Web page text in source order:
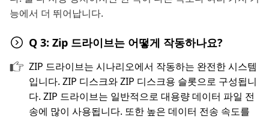
능에서 더 뛰어납니다.
Q 3: Zip 드라이브는 어떻게 작동하나요?
ZIP 드라이브는 시나리오에서 작동하는 완전한 시스템
입니다. ZIP 디스크와 ZIP 디스크용 슬롯으로 구성됩니
다. ZIP 드라이브는 일반적으로 대용량 데이터 파일 전
송에 많이 사용됩니다. 또한 높은 데이터 전송 속도를